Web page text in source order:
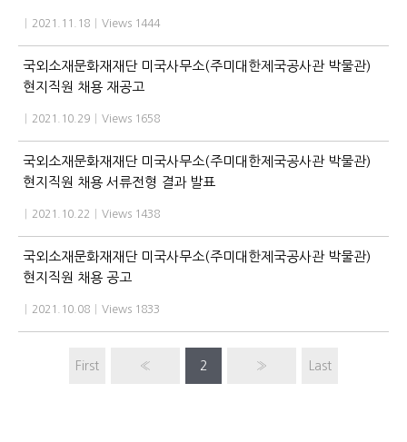
2021.11.18 Views 1444
국외소재문화재재단 미국사무소(주미대한제국공사관 박물관)
현지직원 채용 재공고
2021.10.29 Views 1658
국외소재문화재재단 미국사무소(주미대한제국공사관 박물관)
현지직원 채용 서류전형 결과 발표
2021.10.22 Views 1438
국외소재문화재재단 미국사무소(주미대한제국공사관 박물관)
현지직원 채용 공고
2021.10.08 Views 1833
First « 2 » Last